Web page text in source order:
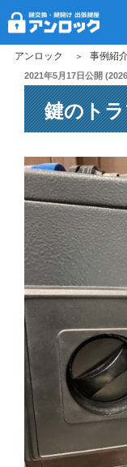
アンロック
アンロック 事例紹
投
稿
日:
2021年5月17日公開 (
鍵のト